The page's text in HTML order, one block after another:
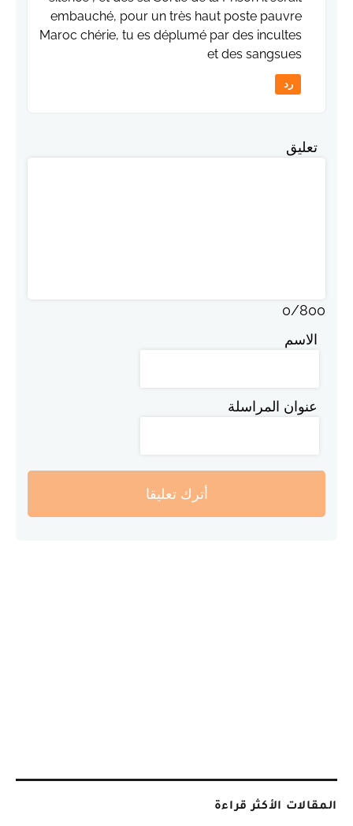
embauché, pour un très haut poste pauvre
Maroc chérie, tu es déplumé par des incultes
et des sangsues
رد
تعليق
0/800
الاسم
عنوان المراسلة
أترك تعليقا
المقالات الأكثر قراءة